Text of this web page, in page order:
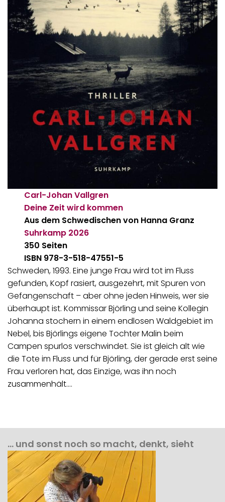
Carl-Johan Vallgren
Deine Zeit wird kommen
Aus dem Schwedischen von Hanna Granz
Suhrkamp 2026
350 Seiten
ISBN 978-3-518-47551-5
Schweden, 1993. Eine junge Frau wird tot im Fluss
gefunden, Kopf rasiert, ausgezehrt, mit Spuren von
Gefangenschaft – aber ohne jeden Hinweis, wer sie
überhaupt ist. Kommissar Björling und seine Kollegin
Johanna stochern in einem endlosen Waldgebiet im
Nebel, bis Björlings eigene Tochter Malin beim
Campen spurlos verschwindet. Sie ist gleich alt wie
die Tote im Fluss und für Björling, der gerade erst seine
Frau verloren hat, das Einzige, was ihn noch
zusammenhält.…
… und sonst noch so macht, denkt, sieht